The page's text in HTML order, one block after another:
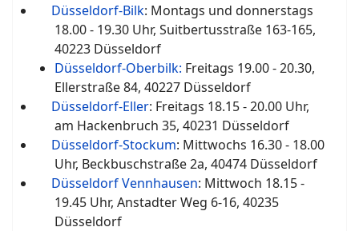
Düsseldorf-Bilk: Montags und donnerstags
18.00 - 19.30 Uhr, Suitbertusstraße 163-165,
40223 Düsseldorf
Düsseldorf-Oberbilk: Freitags 19.00 - 20.30,
Ellerstraße 84, 40227 Düsseldorf
Düsseldorf-Eller: Freitags 18.15 - 20.00 Uhr,
am Hackenbruch 35, 40231 Düsseldorf
Düsseldorf-Stockum: Mittwochs 16.30 - 18.00
Uhr, Beckbuschstraße 2a, 40474 Düsseldorf
Düsseldorf Vennhausen: Mittwoch 18.15 -
19.45 Uhr, Anstadter Weg 6-16, 40235
Düsseldorf